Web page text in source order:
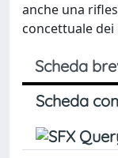
anche una
concettuale
Scheda
Scheda